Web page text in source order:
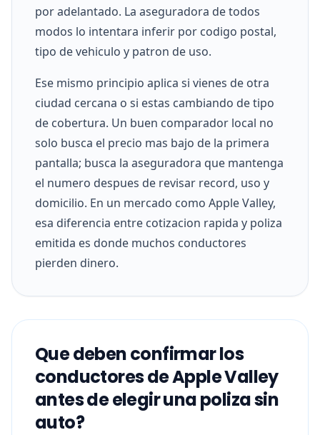
por adelantado. La aseguradora de todos
modos lo intentara inferir por codigo postal,
tipo de vehiculo y patron de uso.
Ese mismo principio aplica si vienes de otra
ciudad cercana o si estas cambiando de tipo
de cobertura. Un buen comparador local no
solo busca el precio mas bajo de la primera
pantalla; busca la aseguradora que mantenga
el numero despues de revisar record, uso y
domicilio. En un mercado como Apple Valley,
esa diferencia entre cotizacion rapida y poliza
emitida es donde muchos conductores
pierden dinero.
Que deben confirmar los
conductores de Apple Valley
antes de elegir una poliza sin
auto?